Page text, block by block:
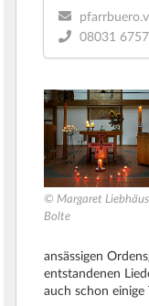
08031
© Margaret
Bolte
ansässigen
entstandenen
auch schon einige